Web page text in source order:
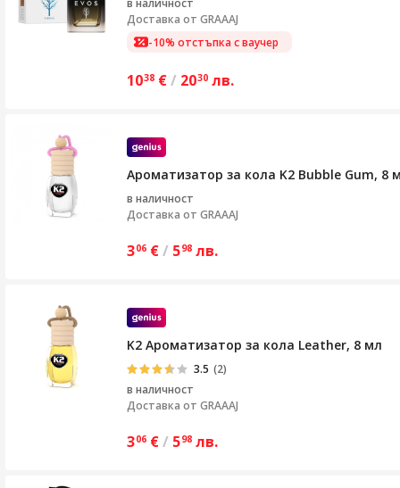
в наличност
Доставка от GRAAAJ
-10% отстъпка с ваучер
1038 €/ 2030 лв.
Ароматизатор за кола K2 Bubble Gum, 8
в наличност
Доставка от GRAAAJ
306 €/ 598 лв.
K2 Ароматизатор за кола Leather, 8 мл
3.5 (2)
в наличност
Доставка от GRAAAJ
306 €/ 598 лв.